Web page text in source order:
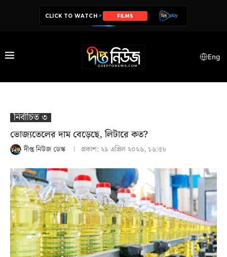
CLICK TO WATCH SERIES
Eng
নির্বাচিত ৩
ভোজ্যতেলের দাম বেড়েছে, লিটারে কত?
দীপ্ত নিউজ ডেস্ক প্রকাশ: ২৯ এপ্রিল ২০২৬, ১৬:৫৮